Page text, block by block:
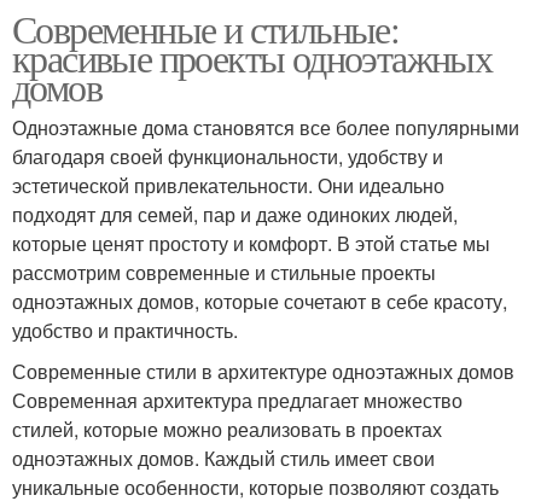
Современные и стильные:
красивые проекты одноэтажных
домов
Одноэтажные дома становятся все более популярными
благодаря своей функциональности, удобству и
эстетической привлекательности. Они идеально
подходят для семей, пар и даже одиноких людей,
которые ценят простоту и комфорт. В этой статье мы
рассмотрим современные и стильные проекты
одноэтажных домов, которые сочетают в себе красоту,
удобство и практичность.
Современные стили в архитектуре одноэтажных домов
Современная архитектура предлагает множество
стилей, которые можно реализовать в проектах
одноэтажных домов. Каждый стиль имеет свои
уникальные особенности, которые позволяют создать